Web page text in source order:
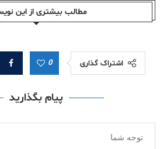
مطالب بیشتری از این
اشتراک گذاری 0
پیام بگذارید